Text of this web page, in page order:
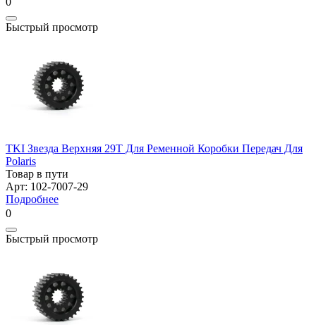
Быстрый просмотр
TKI Звезда Верхняя 29T Для Ременной Коробки Передач Для
Polaris
Товар в пути
Арт: 102-7007-29
Подробнее
0
Быстрый просмотр